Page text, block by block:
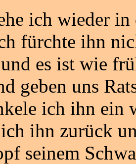
ich wieder in
fürchte ihn
es ist wie
geben uns
ich ihn ein
ihn zurück
seinem